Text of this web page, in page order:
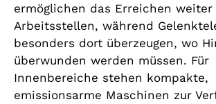
ermöglichen das Erreichen
Arbeitsstellen, während
besonders dort überzeugen, wo
überwunden werden müssen. Für
Innenbereiche stehen kompakte,
emissionsarme Maschinen zur